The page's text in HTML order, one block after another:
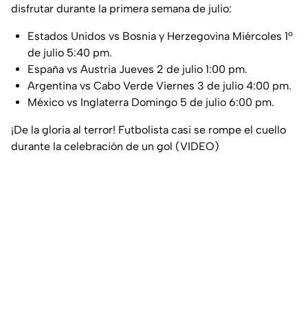
disfrutar durante la primera semana de julio:
Estados Unidos vs Bosnia y Herzegovina Miércoles 1º
de julio 5:40 pm.
España vs Austria Jueves 2 de julio 1:00 pm.
Argentina vs Cabo Verde Viernes 3 de julio 4:00 pm.
México vs Inglaterra Domingo 5 de julio 6:00 pm.
¡De la gloria al terror! Futbolista casi se rompe el cuello
durante la celebración de un gol (VIDEO)